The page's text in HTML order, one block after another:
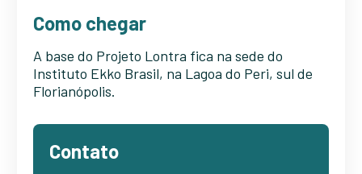
Como chegar
A base do Projeto Lontra fica na sede do
Instituto Ekko Brasil, na Lagoa do Peri, sul de
Florianópolis.
Contato